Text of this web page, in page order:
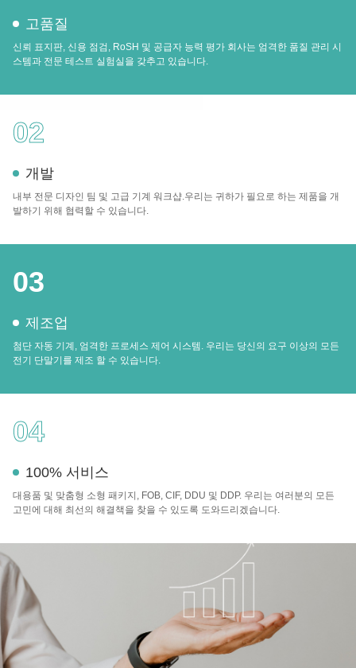
고품질
신뢰 표지판, 신용 점검, RoSH 및 공급자 능력 평가 회사는 엄격한 품질 관리 시
스템과 전문 테스트 실험실을 갖추고 있습니다.
02
개발
내부 전문 디자인 팀 및 고급 기계 워크샵.우리는 귀하가 필요로 하는 제품을 개
발하기 위해 협력할 수 있습니다.
03
제조업
첨단 자동 기계, 엄격한 프로세스 제어 시스템. 우리는 당신의 요구 이상의 모든
전기 단말기를 제조 할 수 있습니다.
04
100% 서비스
대용품 및 맞춤형 소형 패키지, FOB, CIF, DDU 및 DDP. 우리는 여러분의 모든
고민에 대해 최선의 해결책을 찾을 수 있도록 도와드리겠습니다.